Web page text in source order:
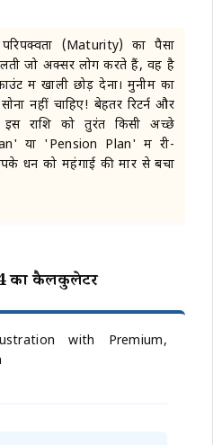
परिपक्वता (Maturity) का पैसा
जो अक्सर लोग करते हैं, वह है
में खाली छोड़ देना। मुनीम का
नहीं चाहिए! बेहतर रिटर्न और
राशि को तुरंत किसी अच्छे
या 'Pension Plan' में री-
धन को महंगाई की मार से बचा
का कैलकुलेटर
with Premium,